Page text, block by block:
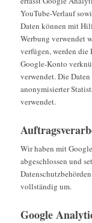
YouTube-Verlauf
Daten können mit
Werbung verwendet
verfügen, werden
Google-Konto
verwendet. Die
anonymisierter
verwendet.
Wir haben mit
abgeschlossen und
vollständig um.
Google